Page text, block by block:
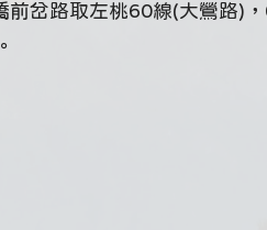
岔路取左桃60線(大鶯路)